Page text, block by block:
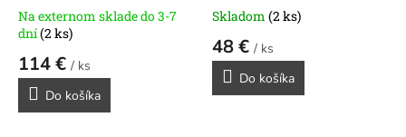
sada s E-Platin, D-Silver
(PI01PT, PI02, PI03A,
PI04)
Na externom sklade do 3-7
dní(2 ks)
114 € / ks
Do košíka
Skladom (2 ks)
48 € / ks
Do košíka